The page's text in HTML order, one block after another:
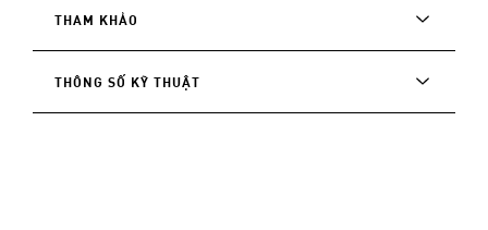
THAM KHẢO
THÔNG SỐ KỸ THUẬT